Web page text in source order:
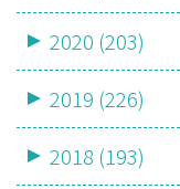
2020 (203)
2019 (226)
2018 (193)